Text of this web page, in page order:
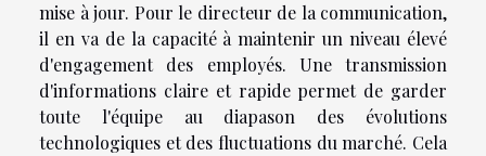
mise à jour. Pour le directeur de la communication,
il en va de la capacité à maintenir un niveau élevé
d'engagement des employés. Une transmission
d'informations claire et rapide permet de garder
toute l'équipe au diapason des évolutions
technologiques et des fluctuations du marché. Cela